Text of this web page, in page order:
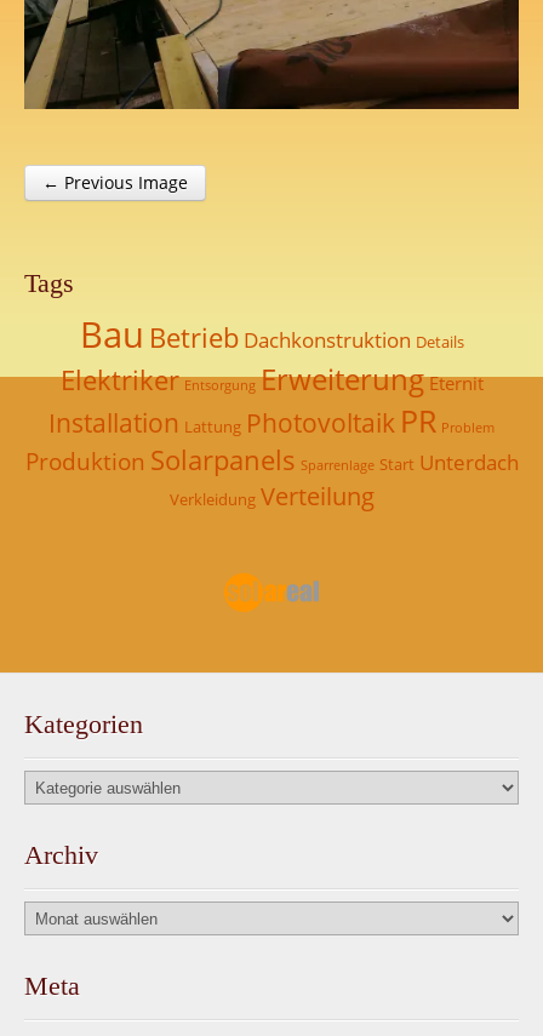
Post navigation
← Previous Image
Tags
Bau Betrieb Dachkonstruktion Details
Elektriker Entsorgung Erweiterung Eternit
Installation Lattung Photovoltaik PR Problem
Produktion Solarpanels Sparrenlage Start Unterdach
Verkleidung Verteilung
Kategorien
Kategorien
Archiv
Archiv
Meta